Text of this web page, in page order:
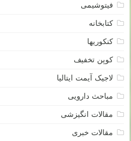
فیتوشیمی
کتابخانه
کنکوریها
کوپن تخفیف
لاجیک آیمت ایتالیا
مباحث دارویی
مقالات انگیزشی
مقالات خبری